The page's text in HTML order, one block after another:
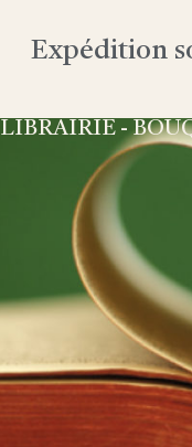
Expédition
LIBRAIRIE -